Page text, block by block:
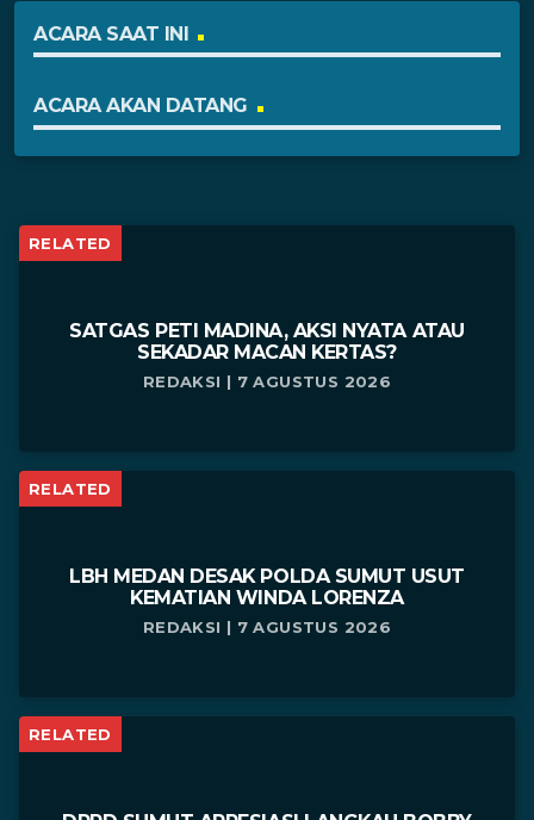
ACARA SAAT INI
ACARA AKAN DATANG
RELATED
SATGAS PETI MADINA, AKSI NYATA ATAU
SEKADAR MACAN KERTAS?
REDAKSI | 7 AGUSTUS 2026
RELATED
LBH MEDAN DESAK POLDA SUMUT USUT
KEMATIAN WINDA LORENZA
REDAKSI | 7 AGUSTUS 2026
RELATED